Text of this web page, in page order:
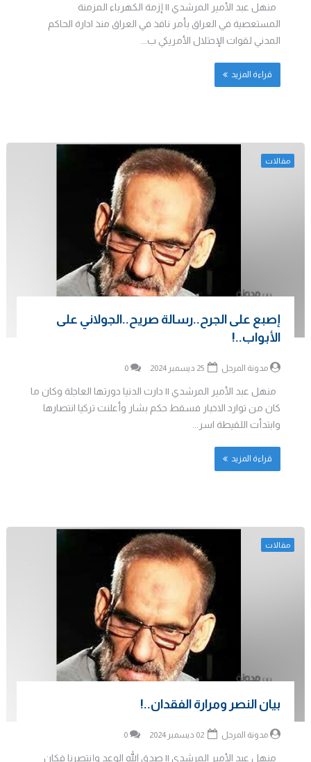
منهل عبد الأمير المرشدي || إزمة الكهرباء المزمنة
المستعصية في العراق بأمر نافذ في العراق منذ ادارة الحاكم
المدني لقوات الإحتلال الأمريكي ب...
قراءة المزيد
مقالات
إصبع على الجرح..رسالة صريح..الجولاني على
الأبواب..!
مدونة المرجل 0
منهل عبد الأمير المرشدي || دارت الدنيا دورتها العاجلة وكان ما
كان من توارد الاخبار فسقط حكم بشار وأعلنت تركيا انتصارها
وابتدأت اللقيطة اسر...
قراءة المزيد
مقالات
بيان النصر ومرارة الفقدان..!
مدونة المرجل 0
منهل عبد الأمير المرشدي || صدق الله الوعد وإنتصرنا فكان